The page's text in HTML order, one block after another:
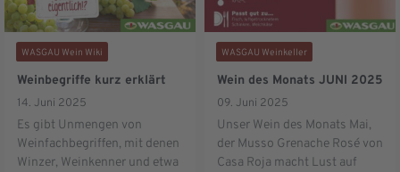
WASGAU Wein Wiki
Weinbegriffe kurz erklärt
14. Juni 2025
Es gibt Unmengen von
Weinfachbegriffen, mit denen
Winzer, Weinkenner und etwa
WASGAU Weinkeller
Wein des Monats JUNI 2025
09. Juni 2025
Unser Wein des Monats Mai,
der Musso Grenache Rosé von
Casa Roja macht Lust auf